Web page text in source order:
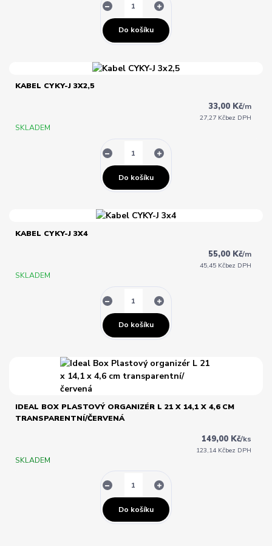
Do košíku
KABEL CYKY-J 3X2,5
33,00 Kč/m
27,27 Kčbez DPH
SKLADEM
Do košíku
KABEL CYKY-J 3X4
55,00 Kč/m
45,45 Kčbez DPH
SKLADEM
Do košíku
IDEAL BOX PLASTOVÝ ORGANIZÉR L 21 X 14,1 X 4,6 CM
TRANSPARENTNÍ/ČERVENÁ
149,00 Kč/ks
123,14 Kčbez DPH
SKLADEM
Do košíku